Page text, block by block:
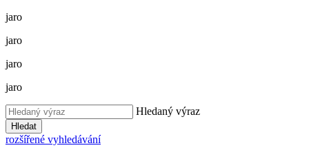
jaro
jaro
jaro
jaro
Hledaný výraz
Hledat
rozšířené vyhledávání